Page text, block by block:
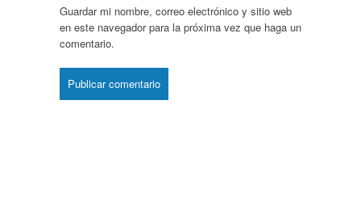
Guardar mi nombre, correo electrónico y sitio web
en este navegador para la próxima vez que haga un
comentario.